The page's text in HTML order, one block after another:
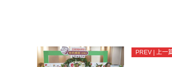
PREV | 上一